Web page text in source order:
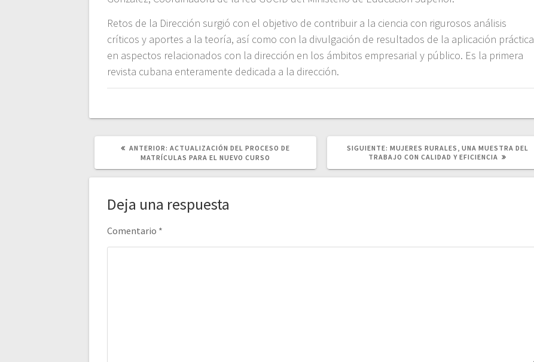
Retos de la Dirección surgió con el objetivo de contribuir a la ciencia con rigurosos análisis
críticos y aportes a la teoría, así como con la divulgación de resultados de la aplicación práctica
en aspectos relacionados con la dirección en los ámbitos empresarial y público. Es la primera
revista cubana enteramente dedicada a la dirección.
ANTERIOR: POST
ANTERIOR:
ACTUALIZACIÓN DEL PROCESO DE
MATRÍCULAS PARA EL NUEVO CURSO
SIGUIENTE: SIGUIENTE
POST:
MUJERES RURALES, UNA MUESTRA DEL
TRABAJO CON CALIDAD Y EFICIENCIA
Deja una respuesta
Comentario *